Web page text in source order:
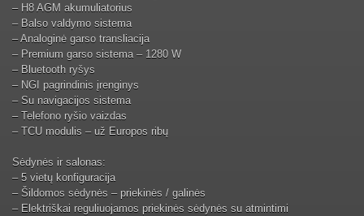
– H8 AGM akumuliatorius
– Balso valdymo sistema
– Analoginė garso transliacija
– Premium garso sistema – 1280 W
– Bluetooth ryšys
– NGI pagrindinis įrenginys
– Su navigacijos sistema
– Telefono ryšio vaizdas
– TCU modulis – už Europos ribų
Sėdynės ir salonas:
– 5 vietų konfiguracija
– Šildomos sėdynės – priekinės / galinės
– Elektriškai reguliuojamos priekinės sėdynės su atmintimi